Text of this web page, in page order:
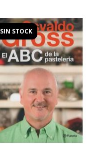
SIN STOCK